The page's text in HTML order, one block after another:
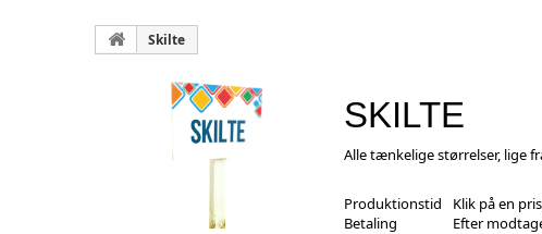
Skilte
SKILTE
Alle tænkelige størrelser, lige
Produktionstid
Klik på en
Betaling
Efter